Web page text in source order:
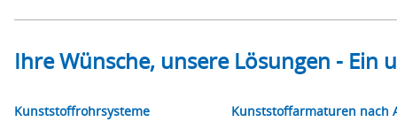
Ihre Wünsche, unsere Lösungen -
Kunststoffrohrsysteme Kunststoffarmaturen nach